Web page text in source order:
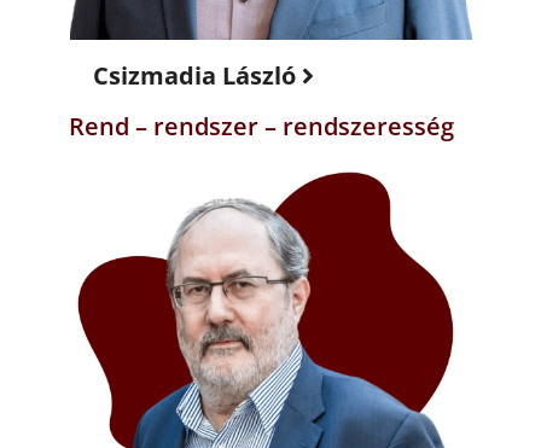
Csizmadia László
Rend – rendszer – rendszeresség